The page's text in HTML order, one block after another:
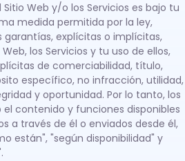
Web y/o los Servicios es bajo tu
medida permitida por la ley,
explícitas o implícitas,
los Servicios y tu uso de ellos,
de comerciabilidad, título,
específico, no infracción, utilidad,
y oportunidad. Por lo tanto, los
contenido y funciones disponibles
a través de él o enviados desde él,
están", "según disponibilidad" y